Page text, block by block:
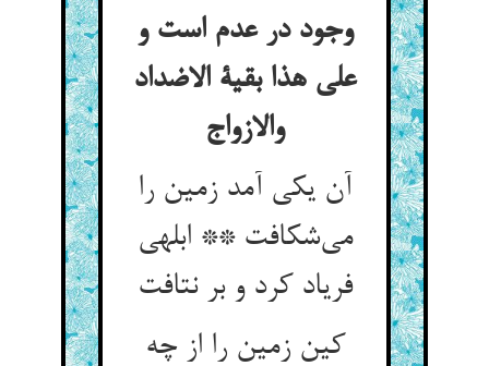
وجود در عدم است و
علی هذا بقیة الاضداد
والازواج
آن یکی آمد زمین را
می‌شکافت ** ابلهی
فریاد کرد و بر نتافت
کین زمین را از چه